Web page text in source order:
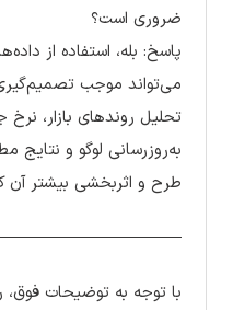
ضروری است؟
پاسخ: بله، استفاده از
می‌تواند موجب
تحلیل روندهای بازار،
به‌روزرسانی لوگو و نتایج
طرح و اثربخشی بیشتر آن
با توجه به توضیحات